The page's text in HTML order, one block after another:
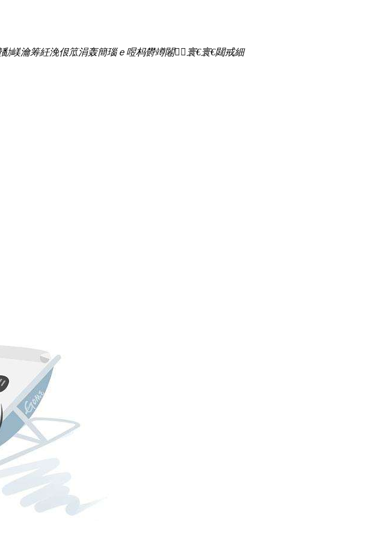
嵄瀹筹紝浼佷笟涓轰簡瑙ｅ喅杩欎竴闂寰€寰€閮戒細